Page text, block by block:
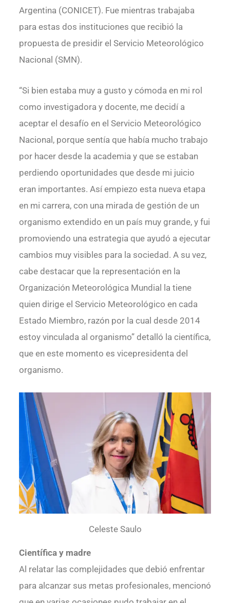
Argentina (CONICET). Fue mientras trabajaba
para estas dos instituciones que recibió la
propuesta de presidir el Servicio Meteorológico
Nacional (SMN).
“Si bien estaba muy a gusto y cómoda en mi rol
como investigadora y docente, me decidí a
aceptar el desafío en el Servicio Meteorológico
Nacional, porque sentía que había mucho trabajo
por hacer desde la academia y que se estaban
perdiendo oportunidades que desde mi juicio
eran importantes. Así empiezo esta nueva etapa
en mi carrera, con una mirada de gestión de un
organismo extendido en un país muy grande, y fui
promoviendo una estrategia que ayudó a ejecutar
cambios muy visibles para la sociedad. A su vez,
cabe destacar que la representación en la
Organización Meteorológica Mundial la tiene
quien dirige el Servicio Meteorológico en cada
Estado Miembro, razón por la cual desde 2014
estoy vinculada al organismo” detalló la científica,
que en este momento es vicepresidenta del
organismo.
Celeste Saulo
Científica y madre
Al relatar las complejidades que debió enfrentar
para alcanzar sus metas profesionales, mencionó